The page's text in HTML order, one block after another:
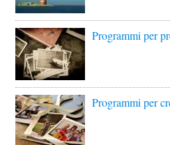
Programmi per
Programmi per